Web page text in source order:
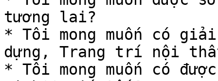
tương lai?
* Tôi mong muốn có
dựng, Trang trí nội
* Tôi mong muốn có